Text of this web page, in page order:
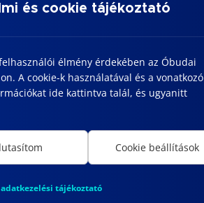
a
kutatója:
nem folytonos
hengerelt
és cookie tájékoztató
élmény érdekében az Óbudai
A cookie-k használatával és a vonatkozó
ide kattintva talál, és ugyanitt
Cookie beállítások
tájékoztató